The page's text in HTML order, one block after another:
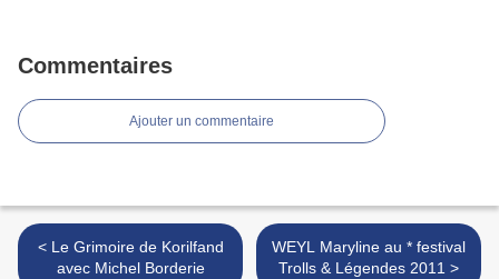
Commentaires
Ajouter un commentaire
< Le Grimoire de Korilfand
avec Michel Borderie
WEYL Maryline au * festival
Trolls & Légendes 2011 >